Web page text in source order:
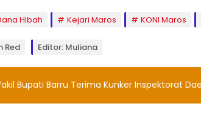
Hibah Kejari Maros KONI Maros
Red Editor: Muliana
Bupati Barru Terima Kunker Inspektorat